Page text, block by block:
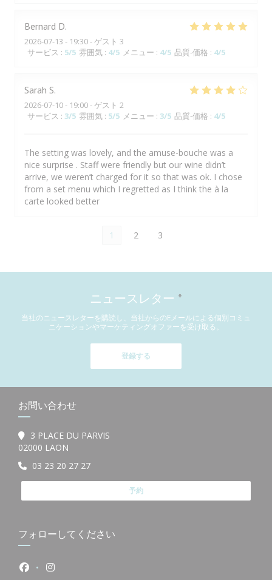
Bernard D
2026-07-13 - 19:30 - ゲスト 3
サービス : 5/5 雰囲気 : 4/5 メニュー : 4/5 品質-価格 : 4/5
Sarah S
2026-07-10- 19:00 - ゲスト 2
サービス : 3/5 雰囲気 : 5/5 メニュー : 3/5 品質-価格 : 4/5
The setting was lovely, and the amuse-bouche was a
nice surprise . Staff were friendly but our wine didn’t
arrive, we weren’t charged for it so that was ok. I chose
from a set menu which I regretted as I think the à la
carte looked better
1 2 3
ニュースレター *
当社のニュースレターを購読し、当社からのEメールによる個別コミュ
ニケーションやマーケティングオファーを受け取る。
登録する
お問い合わせ
3 PLACE DU PARVIS
02000 LAON
03 23 20 27 27
予約
フォローしてください
Facebook ((新しいウィンドウで開きます))
Instagram ((新しいウィンドウで開きます))